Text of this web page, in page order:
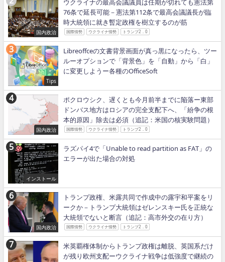
国内政治
ウクライナの最高会議議員は任期が切れても憲法第
76条で延長可能－憲法第112条で最高会議議長が臨
時大統領に就き暫定政権を樹立するのが筋
国際情勢 ウクライナ情勢 トランプ2．0
Tips
Libreoffceの文書背景画面が真っ黒になったら、ツー
ルーオプションで「背景色」を「自動」から「白」
に変更しようー各種のOfficeSoft
国内政治
ポクロウシク、遅くとも今月前半までに陥落ー東部
ドンバス地方はロシアの完全支配下へ、「紛争の根
本的原因」除去は必須（追記：米国の核実験問題）
国際情勢 ウクライナ情勢 トランプ2．0
インストール
ラズパイ4で「Unable to read partition as FAT」の
エラーが出た場合の対処
国内政治
トランプ政権、米露共同で作成中の露宇和平案をリ
ークか－トランプ大統領はゼレンスキー氏を正統な
大統領でないと断言（追記：高市外交の在り方）
国際情勢 ウクライナ情勢 トランプ2．0
米英覇権体制からトランプ政権は離脱、英国系だけ
が残り欧州支配ーウクライナ戦争は低強度で継続の